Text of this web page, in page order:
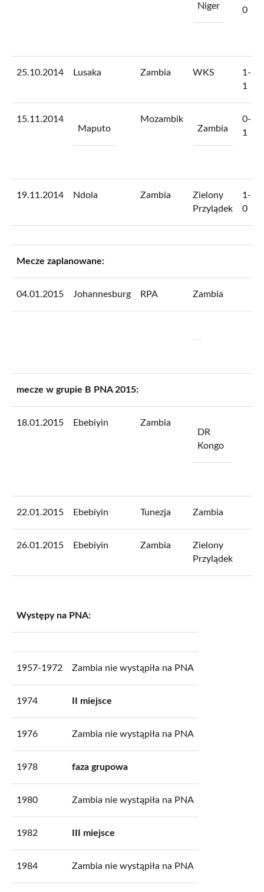
Niger
0
25.10.2014 Lusaka Zambia WKS
1-
1
15.11.2014
Maputo
Mozambik
Zambia
0-
1
19.11.2014 Ndola Zambia
Zielony
Przylądek
1-
0
Mecze zaplanowane:
04.01.2015 Johannesburg RPA Zambia
mecze w grupie B PNA 2015:
18.01.2015 Ebebiyin
Zambia
DR
Kongo
22.01.2015 Ebebiyin Tunezja Zambia
26.01.2015 Ebebiyin Zambia
Zielony
Przylądek
Występy na PNA:
1957-1972 Zambia nie wystąpiła na PNA
1974 II miejsce
1976 Zambia nie wystąpiła na PNA
1978 faza grupowa
1980 Zambia nie wystąpiła na PNA
1982 III miejsce
1984 Zambia nie wystąpiła na PNA